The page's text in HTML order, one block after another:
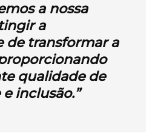
a nossa
a
de transformar a
qualidade de
inclusão.”